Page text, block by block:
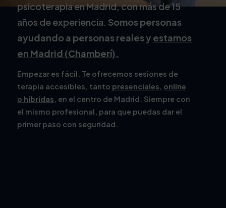
psicoterapia en Madrid, con más de 15
años de experiencia. Somos personas
ayudando a personas reales y estamos
en Madrid (Chamberí).
Empezar es fácil. Te ofrecemos sesiones de
terapia accesibles, tanto presenciales, online
o híbridas, en el centro de Madrid. Siempre con
el mismo profesional, para que puedas dar el
primer paso con seguridad.